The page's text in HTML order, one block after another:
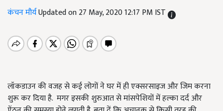
कंचन मौर्यUpdated on 27 May, 2020 12:17 PM IST
लॉकडाउन की वजह से कई लोगों ने घर में ही एक्सरसाइज और जिम करना
शुरू कर दिया है. मगर इसकी शुरुआत से मांसपेशियों में हल्का दर्द और